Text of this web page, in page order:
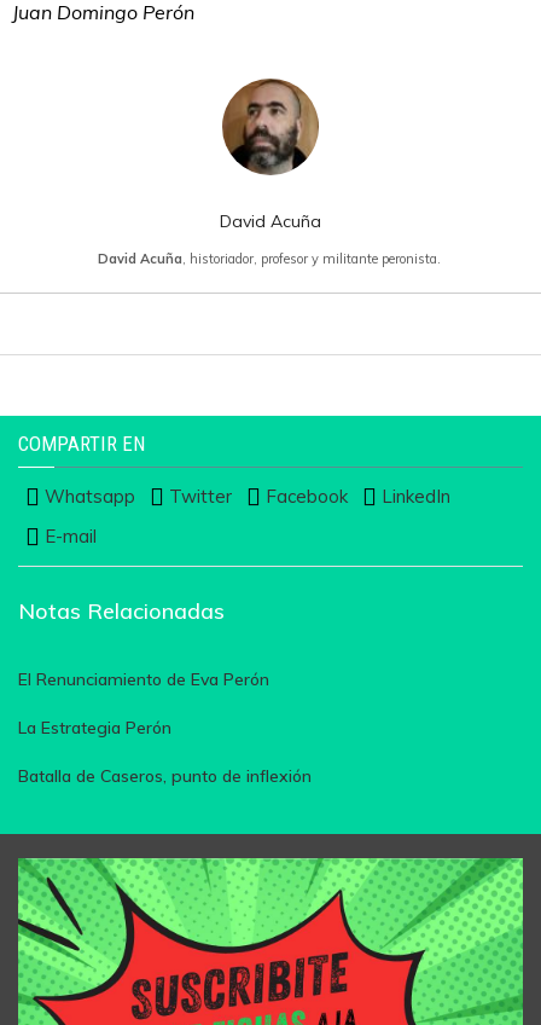
Juan Domingo Perón
David Acuña
David Acuña , historiador, profesor y militante peronista.
COMPARTIR EN
Whatsapp Twitter Facebook
LinkedIn
E-mail
Notas Relacionadas
El Renunciamiento de Eva Perón
La Estrategia Perón
Batalla de Caseros, punto de inflexión